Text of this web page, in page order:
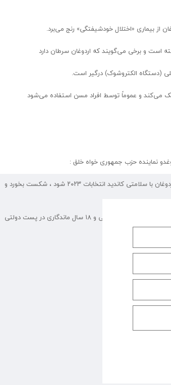
از بیماری «اختلال خودشیفتگی» رنج می‌برد.
است و برخی می‌گویند که اردوغان سرطان دارد
(دستگاه الکتروشوک) درگیر است.
نماینده حزب جمهوری خواه خلق :
خبر حال وخیم اردوغان را شنیده‌ام ، همه زندگی سیاسیم با مبارزه با او گذشت ، امیدوارم اردوغان با سلامتی کاندید انتخابات ۲۰۲۳ شود ، شکست بخورد و
بی‌شک این سال ها آخرین سال های فعالیت اردوغان در پست دولتی است ، بعد از رئیس جمهور شدن با مدرک جعلی و ۱۸ سال ماندگاری در پست دولتی